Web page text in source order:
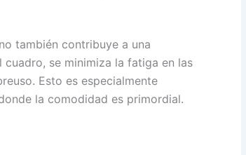
también contribuye a una
se minimiza la fatiga en las
Esto es especialmente
la comodidad es primordial.